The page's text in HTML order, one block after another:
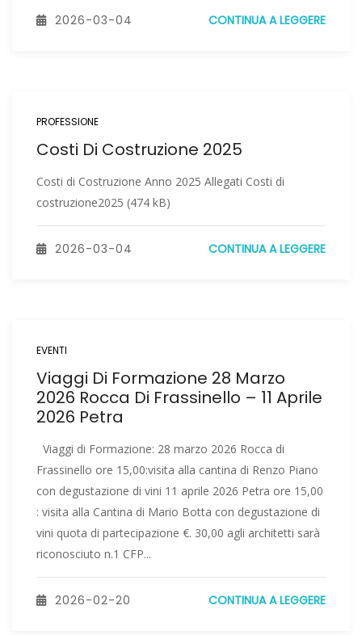
2026-03-04 CONTINUA A LEGGERE
PROFESSIONE
Costi Di Costruzione 2025
Costi di Costruzione Anno 2025 Allegati Costi di
costruzione2025 (474 kB)
2026-03-04 CONTINUA A LEGGERE
EVENTI
Viaggi Di Formazione 28 Marzo
2026 Rocca Di Frassinello – 11 Aprile
2026 Petra
Viaggi di Formazione: 28 marzo 2026 Rocca di
Frassinello ore 15,00:visita alla cantina di Renzo Piano
con degustazione di vini 11 aprile 2026 Petra ore 15,00
: visita alla Cantina di Mario Botta con degustazione di
vini quota di partecipazione €. 30,00 agli architetti sarà
riconosciuto n.1 CFP...
2026-02-20 CONTINUA A LEGGERE